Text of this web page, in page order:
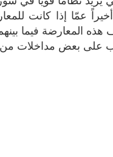
عمّا إذا كانت
هذه المعارضة فيما
على بعض مداخلات